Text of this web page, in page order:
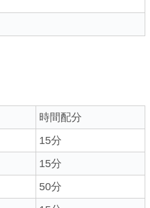
時間配分
15分
15分
50分